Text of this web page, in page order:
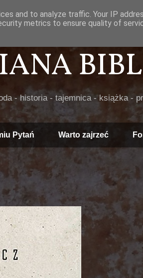
- historia - tajemnica - książka -
Pytań Warto zajrzeć
and to analyze traffic. Your IP
metrics to ensure quality of